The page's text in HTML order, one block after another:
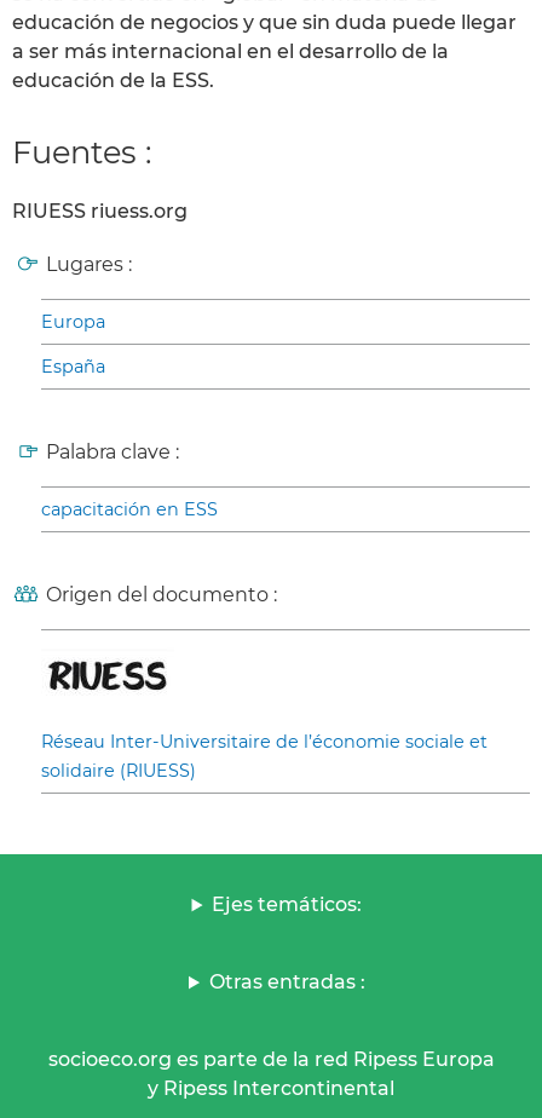
educación de negocios y que sin duda puede llegar
a ser más internacional en el desarrollo de la
educación de la ESS.
Fuentes :
RIUESS riuess.org
Lugares :
Europa
España
Palabra clave :
capacitación en ESS
Origen del documento :
Réseau Inter-Universitaire de l’économie sociale et
solidaire (RIUESS)
Ejes temáticos:
Otras entradas :
socioeco.org es parte de la red Ripess Europa
y Ripess Intercontinental